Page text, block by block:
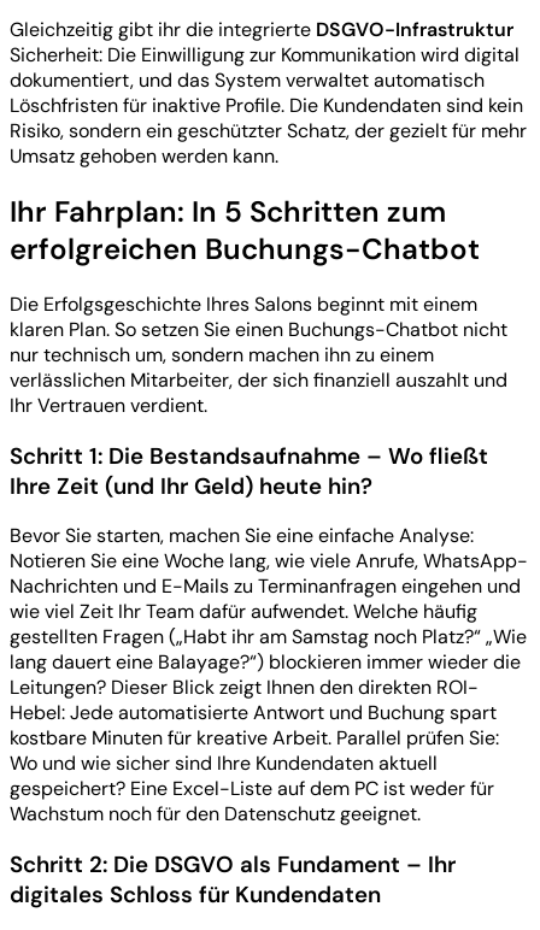
Gleichzeitig gibt ihr die integrierte DSGVO-Infrastruktur
Sicherheit: Die Einwilligung zur Kommunikation wird digital
dokumentiert, und das System verwaltet automatisch
Löschfristen für inaktive Profile. Die Kundendaten sind kein
Risiko, sondern ein geschützter Schatz, der gezielt für mehr
Umsatz gehoben werden kann.
Ihr Fahrplan: In 5 Schritten zum
erfolgreichen Buchungs-Chatbot
Die Erfolgsgeschichte Ihres Salons beginnt mit einem
klaren Plan. So setzen Sie einen Buchungs-Chatbot nicht
nur technisch um, sondern machen ihn zu einem
verlässlichen Mitarbeiter, der sich finanziell auszahlt und
Ihr Vertrauen verdient.
Schritt 1: Die Bestandsaufnahme – Wo fließt
Ihre Zeit (und Ihr Geld) heute hin?
Bevor Sie starten, machen Sie eine einfache Analyse:
Notieren Sie eine Woche lang, wie viele Anrufe, WhatsApp-
Nachrichten und E-Mails zu Terminanfragen eingehen und
wie viel Zeit Ihr Team dafür aufwendet. Welche häufig
gestellten Fragen („Habt ihr am Samstag noch Platz?“ „Wie
lang dauert eine Balayage?“) blockieren immer wieder die
Leitungen? Dieser Blick zeigt Ihnen den direkten ROI-
Hebel: Jede automatisierte Antwort und Buchung spart
kostbare Minuten für kreative Arbeit. Parallel prüfen Sie:
Wo und wie sicher sind Ihre Kundendaten aktuell
gespeichert? Eine Excel-Liste auf dem PC ist weder für
Wachstum noch für den Datenschutz geeignet.
Schritt 2: Die DSGVO als Fundament – Ihr
digitales Schloss für Kundendaten